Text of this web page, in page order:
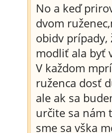
No a keď
dvom
obidv prípady,
modliť ala byť
V každom
ruženca dosť
ale ak sa
určite sa nám
sme sa vška